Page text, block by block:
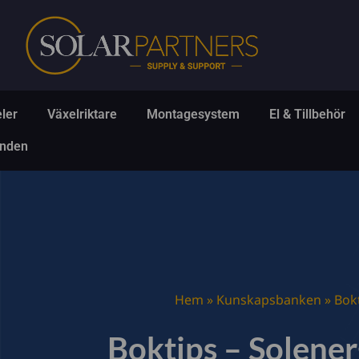
innehåll
Öppna Solpaneler
Växelriktare Öppna Växelriktare
Montagesystem ÖppnaEl & Tillbehör
Hem » Kunskapsbanken »
Boktips –